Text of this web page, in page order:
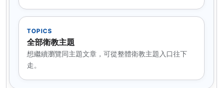
TOPICS
全部衛教主題
想繼續瀏覽同主題文章，可從整體衛教主題入口往下
走。